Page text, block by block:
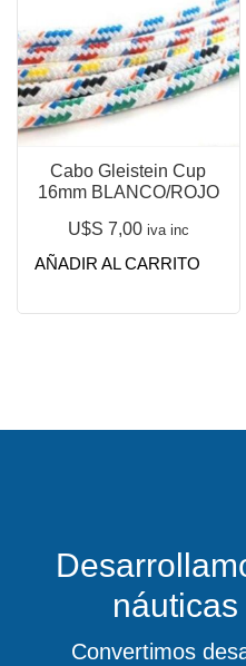
Cabo Gleistein Cup
16mm BLANCO/ROJO
U$S 7,00 iva inc
AÑADIR AL CARRITO
Convertimos